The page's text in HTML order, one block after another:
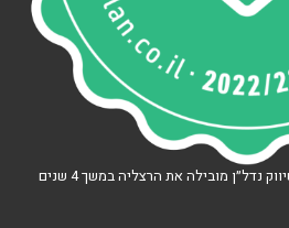
אתר מדלן קבע ומצא: OK תיווך ושיווק נדל״ן מובילה את הרצליה במשך 4 שנים